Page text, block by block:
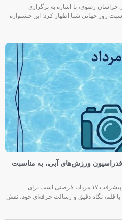
رضوی، با اشاره به برگزاری
زیر ۱۰ سال به مناسبت روز جهانی شنا اظهار کرد: این جشنواره
ورزش‌های آبی، به مناسبت
خبرنگاران؛ راویان آب، روایتگران تلاش و پیشرفت ۱۷ مرداد، فرصتی است برای
قلم، نگاه دقیق و رسالت حرفه‌ای خود، نقش